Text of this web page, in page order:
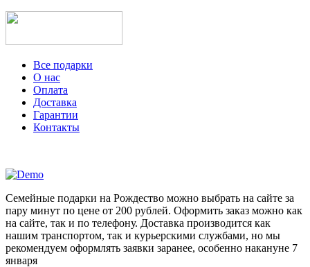
Все подарки
О нас
Оплата
Доставка
Гарантии
Контакты
Семейные подарки на Рождество можно выбрать на сайте за
пару минут по цене от 200 рублей. Оформить заказ можно как
на сайте, так и по телефону. Доставка производится как
нашим транспортом, так и курьерскими службами, но мы
рекомендуем оформлять заявки заранее, особенно накануне 7
января